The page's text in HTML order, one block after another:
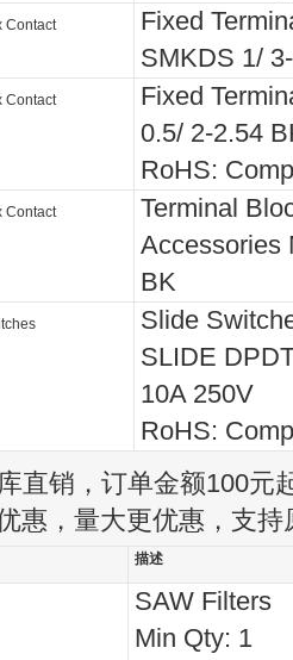
Contact
Fixed
SMKDS 1/
Contact
Fixed
0.5/ 2-2.54
RoHS:
Contact
Terminal
Accessories
BK
Slide
SLIDE
10A 250V
RoHS:
直销，订单金额100元
惠，量大更优惠，支持
描述
SAW Filters
Min Qty: 1